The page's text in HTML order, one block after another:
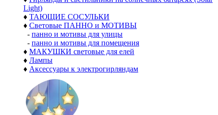
Light)
♦ ТАЮЩИЕ СОСУЛЬКИ
♦ Световые ПАННО и МОТИВЫ
- панно и мотивы для улицы
- панно и мотивы для помещения
♦ МАКУШКИ световые для елей
♦ Лампы
♦ Аксессуары к электрогирляндам